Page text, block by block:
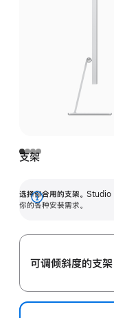
支架
选择你合用的支架。 Studio
你的各种安装需求。
展
可调倾斜度的支架